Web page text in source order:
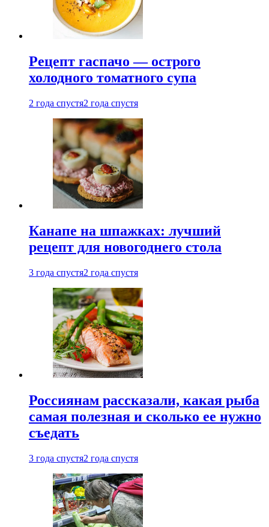
Рецепт гаспачо — острого
холодного томатного супа
2 года спустя2 года спустя
Канапе на шпажках: лучший
рецепт для новогоднего стола
3 года спустя2 года спустя
Россиянам рассказали, какая рыба
самая полезная и сколько ее нужно
съедать
3 года спустя2 года спустя